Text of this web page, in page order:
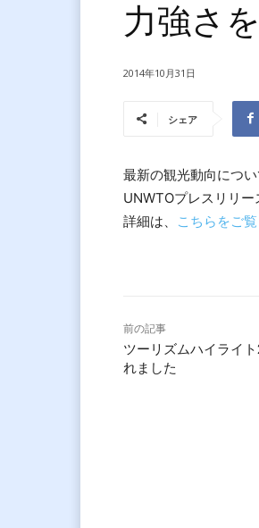
力強さ
2014年10月31日
シェア
最新の観光動向につい
UNWTOプレスリリー
詳細は、
こちらをご
前の記事
ツーリズムハイライ
れました